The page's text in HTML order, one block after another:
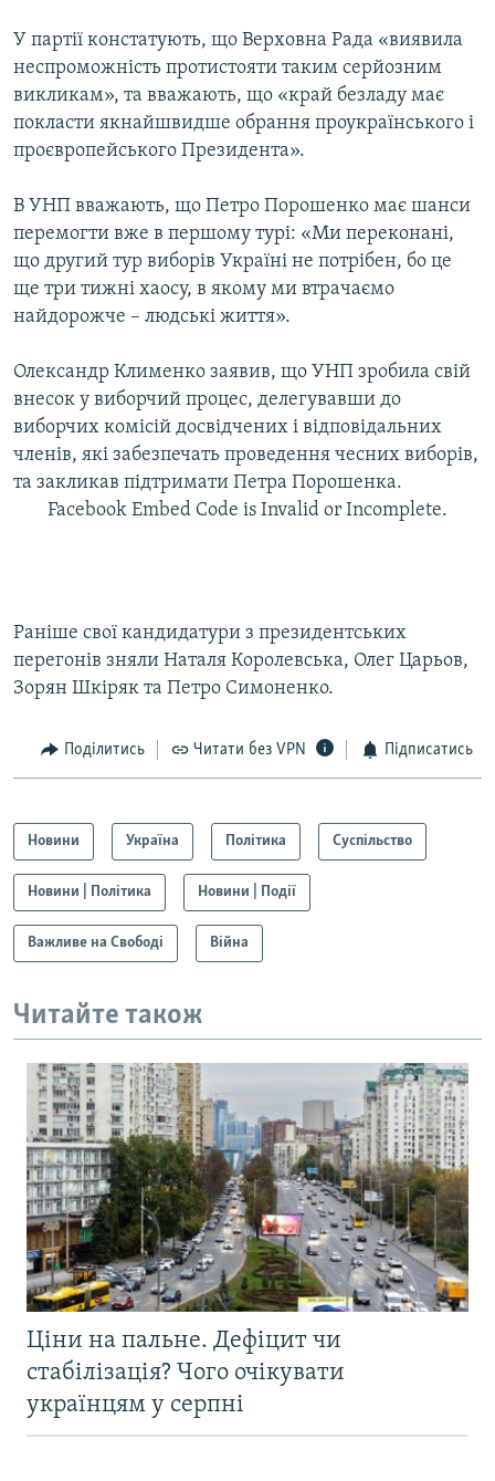
У партії констатують, що Верховна Рада «виявила
неспроможність протистояти таким серйозним
викликам», та вважають, що «край безладу має
покласти якнайшвидше обрання проукраїнського і
проєвропейського Президента».
В УНП вважають, що Петро Порошенко має шанси
перемогти вже в першому турі: «Ми переконані,
що другий тур виборів Україні не потрібен, бо це
ще три тижні хаосу, в якому ми втрачаємо
найдорожче – людські життя».
Олександр Клименко заявив, що УНП зробила свій
внесок у виборчий процес, делегувавши до
виборчих комісій досвідчених і відповідальних
членів, які забезпечать проведення чесних виборів,
та закликав підтримати Петра Порошенка.
Facebook Embed Code is Invalid or Incomplete.
Раніше свої кандидатури з президентських
перегонів зняли Наталя Королевська, Олег Царьов,
Зорян Шкіряк та Петро Симоненко.
Поділитись Читати без VPN Підписатись
Новини Україна Політика Суспільство
Новини | Політика Новини | Події
Важливе на Свободі Війна
Читайте також
Ціни на пальне. Дефіцит чи
стабілізація? Чого очікувати
українцям у серпні